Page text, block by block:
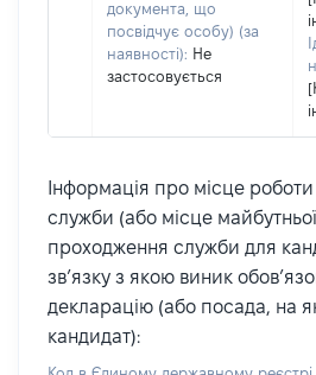
документа, що
посвідчує особу) (за
наявності): Не
застосовується
Інформація про місце
служби (або місце
проходження служби для
зв’язку з якою виник
декларацію (або посада, на
кандидат):